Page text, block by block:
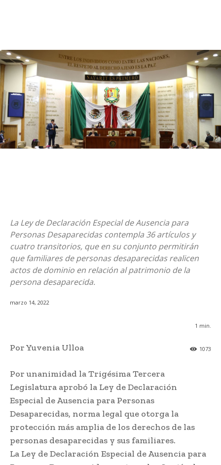
La Ley de Declaración Especial de Ausencia para
Personas Desaparecidas contempla 36 artículos y
cuatro transitorios, que en su conjunto permitirán
que familiares de personas desaparecidas realicen
actos de dominio en relación al patrimonio de la
persona desaparecida.
marzo 14, 2022
1 min.
1073
Por Yuvenia Ulloa
Por unanimidad la Trigésima Tercera
Legislatura aprobó la Ley de Declaración
Especial de Ausencia para Personas
Desaparecidas, norma legal que otorga la
protección más amplia de los derechos de las
personas desaparecidas y sus familiares.
La Ley de Declaración Especial de Ausencia para